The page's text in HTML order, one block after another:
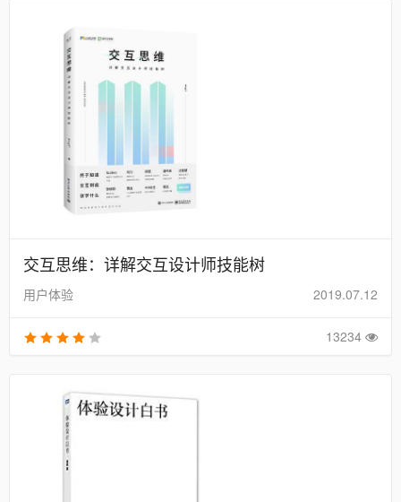
交互思维：详解交互设计师技能树
用户体验 2019.07.12
13234